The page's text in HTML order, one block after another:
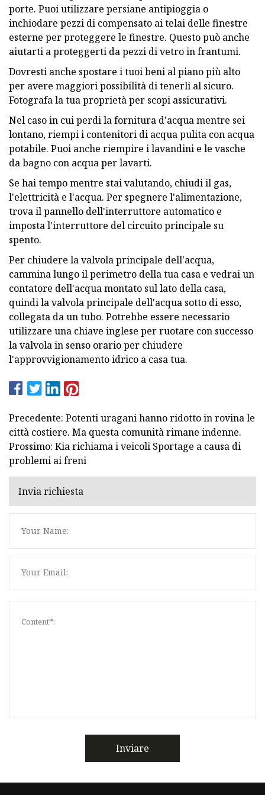
porte. Puoi utilizzare persiane antipioggia o
inchiodare pezzi di compensato ai telai delle finestre
esterne per proteggere le finestre. Questo può anche
aiutarti a proteggerti da pezzi di vetro in frantumi.
Dovresti anche spostare i tuoi beni al piano più alto
per avere maggiori possibilità di tenerli al sicuro.
Fotografa la tua proprietà per scopi assicurativi.
Nel caso in cui perdi la fornitura d'acqua mentre sei
lontano, riempi i contenitori di acqua pulita con acqua
potabile. Puoi anche riempire i lavandini e le vasche
da bagno con acqua per lavarti.
Se hai tempo mentre stai valutando, chiudi il gas,
l'elettricità e l'acqua. Per spegnere l'alimentazione,
trova il pannello dell'interruttore automatico e
imposta l'interruttore del circuito principale su
spento.
Per chiudere la valvola principale dell'acqua,
cammina lungo il perimetro della tua casa e vedrai un
contatore dell'acqua montato sul lato della casa,
quindi la valvola principale dell'acqua sotto di esso,
collegata da un tubo. Potrebbe essere necessario
utilizzare una chiave inglese per ruotare con successo
la valvola in senso orario per chiudere
l'approvvigionamento idrico a casa tua.
Precedente: Potenti uragani hanno ridotto in rovina le
città costiere. Ma questa comunità rimane indenne.
Prossimo: Kia richiama i veicoli Sportage a causa di
problemi ai freni
Invia richiesta
Inviare